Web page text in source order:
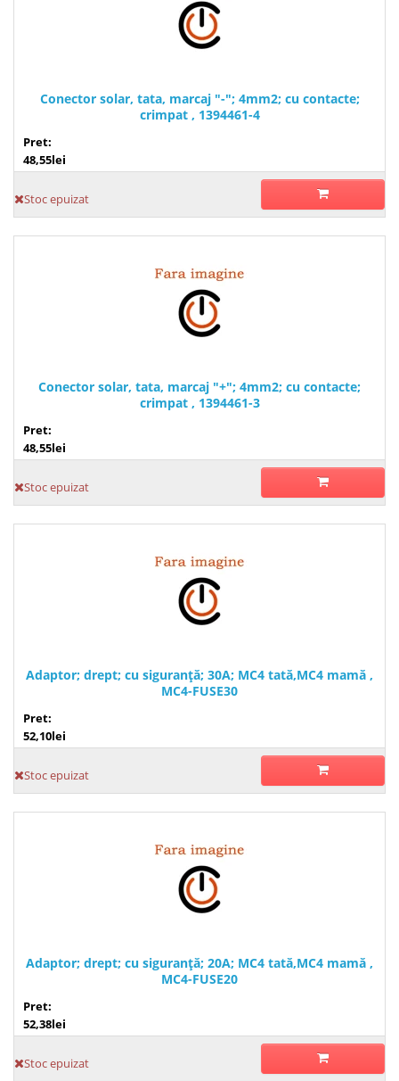
Conector solar, tata, marcaj "-"; 4mm2; cu contacte;
crimpat , 1394461-4
Pret:
48,55lei
Stoc epuizat
Conector solar, tata, marcaj "+"; 4mm2; cu contacte;
crimpat , 1394461-3
Pret:
48,55lei
Stoc epuizat
Adaptor; drept; cu siguranţă; 30A; MC4 tată,MC4 mamă ,
MC4-FUSE30
Pret:
52,10lei
Stoc epuizat
Adaptor; drept; cu siguranţă; 20A; MC4 tată,MC4 mamă ,
MC4-FUSE20
Pret:
52,38lei
Stoc epuizat